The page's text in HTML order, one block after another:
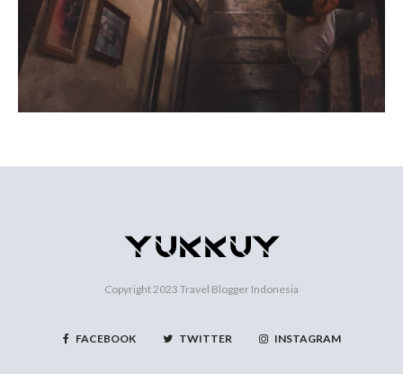
Copyright 2023 Travel Blogger Indonesia
FACEBOOK TWITTER INSTAGRAM